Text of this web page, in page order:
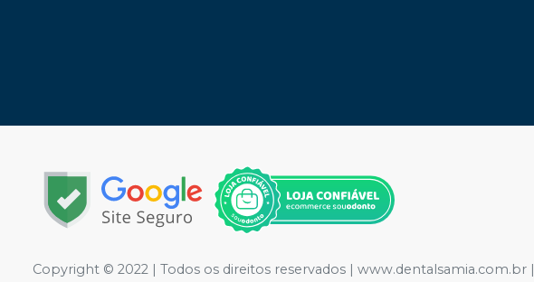
Copyright © 2022 | Todos os direitos reservados | www.dentalsamia.com.br |